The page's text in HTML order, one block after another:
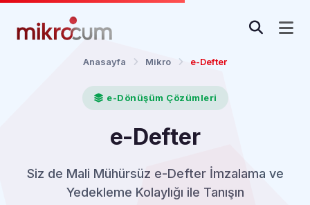
Anasayfa Mikro e-Defter
e-Dönüşüm Çözümleri
e-Defter
Siz de Mali Mühürsüz e-Defter İmzalama ve
Yedekleme Kolaylığı ile Tanışın